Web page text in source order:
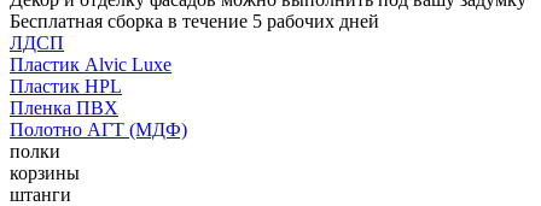
Бесплатная сборка в течение 5 рабочих дней
ЛДСП
Пластик Alvic Luxe
Пластик HPL
Пленка ПВХ
Полотно АГТ (МДФ)
полки
корзины
штанги